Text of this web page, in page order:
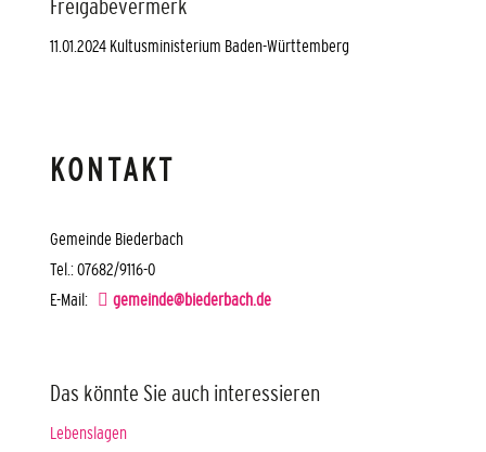
Freigabevermerk
11.01.2024 Kultusministerium Baden-Württemberg
KONTAKT
Gemeinde Biederbach
Tel.: 07682/9116-0
E-Mail:
gemeinde@biederbach.de
Das könnte Sie auch interessieren
Lebenslagen